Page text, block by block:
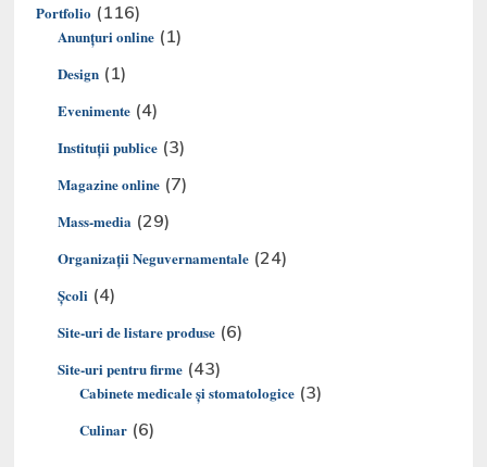
Portfolio (116)
Anunțuri online (1)
Design (1)
Evenimente (4)
Instituții publice (3)
Magazine online (7)
Mass-media (29)
Organizaţii Neguvernamentale (24)
Şcoli (4)
Site-uri de listare produse (6)
Site-uri pentru firme (43)
Cabinete medicale și stomatologice (3)
Culinar (6)